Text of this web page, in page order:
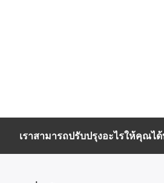
เราสามารถปรับปรุงอะไรให้คุณไ